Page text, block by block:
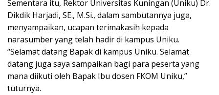
Sementara itu, Rektor Universitas Kuningan (Uniku) Dr.
Dikdik Harjadi, SE., M.Si., dalam sambutannya juga,
menyampaikan, ucapan terimakasih kepada
narasumber yang telah hadir di kampus Uniku.
“Selamat datang Bapak di kampus Uniku. Selamat
datang juga saya sampaikan bagi para peserta yang
mana diikuti oleh Bapak Ibu dosen FKOM Uniku,”
tuturnya.